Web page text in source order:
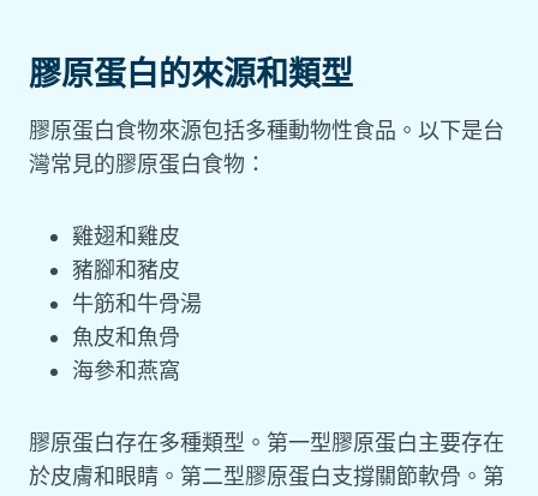
膠原蛋白的來源和類型
膠原蛋白食物來源包括多種動物性食品。以下是台
灣常見的膠原蛋白食物：
雞翅和雞皮
豬腳和豬皮
牛筋和牛骨湯
魚皮和魚骨
海參和燕窩
膠原蛋白存在多種類型。第一型膠原蛋白主要存在
於皮膚和眼睛。第二型膠原蛋白支撐關節軟骨。第